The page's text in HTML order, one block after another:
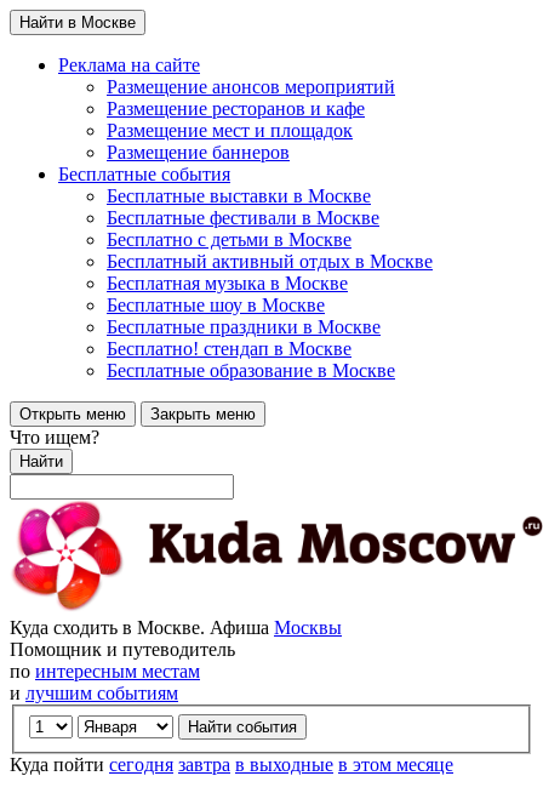
Найти в Москве
Реклама на сайте
Размещение анонсов мероприятий
Размещение ресторанов и кафе
Размещение мест и площадок
Размещение баннеров
Бесплатные события
Бесплатные выставки в Москве
Бесплатные фестивали в Москве
Бесплатно с детьми в Москве
Бесплатный активный отдых в Москве
Бесплатная музыка в Москве
Бесплатные шоу в Москве
Бесплатные праздники в Москве
Бесплатно! стендап в Москве
Бесплатные образование в Москве
Открыть меню Закрыть меню
Что ищем?
Найти
Куда сходить в Москве. Афиша Москвы
Помощник и путеводитель
по интересным местам
и лучшим событиям
Куда пойти сегодня завтра в выходные в этом месяце